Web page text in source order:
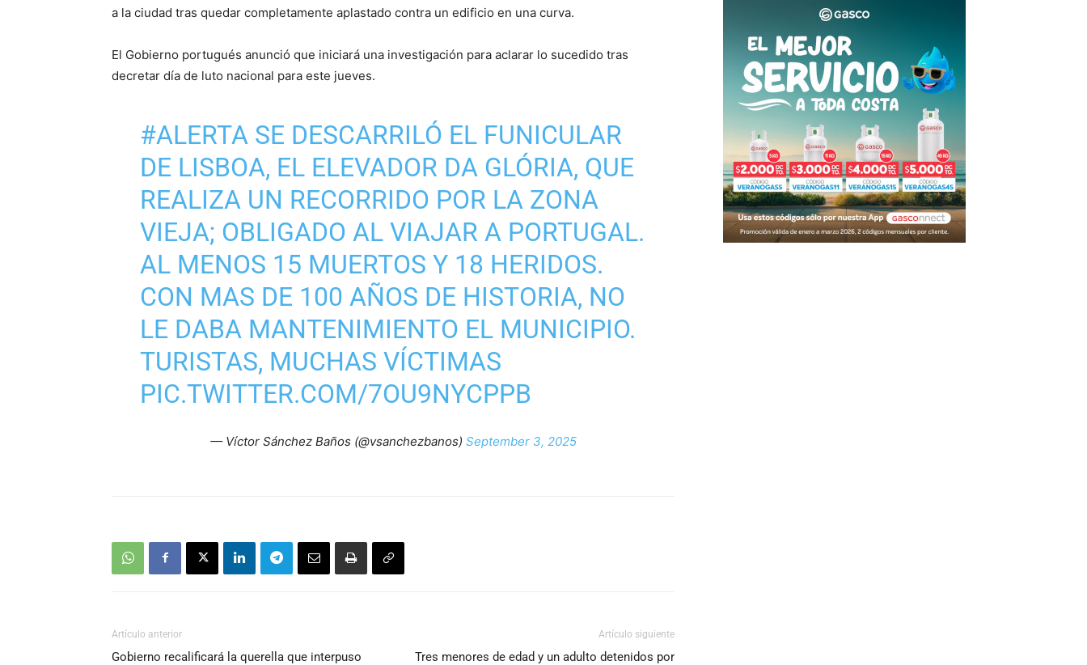
a la ciudad tras quedar completamente aplastado contra un edificio en una curva.
El Gobierno portugués anunció que iniciará una investigación para aclarar lo sucedido tras
decretar día de luto nacional para este jueves.
#ALERTASE DESCARRILÓ EL FUNICULAR
DE LISBOA, EL ELEVADOR DA GLÓRIA, QUE
REALIZA UN RECORRIDO POR LA ZONA
VIEJA; OBLIGADO AL VIAJAR A PORTUGAL.
AL MENOS 15 MUERTOS Y 18 HERIDOS.
CON MAS DE 100 AÑOS DE HISTORIA, NO
LE DABA MANTENIMIENTO EL MUNICIPIO.
TURISTAS, MUCHAS VÍCTIMAS
PIC.TWITTER.COM/7OU9NYCPPB
— Víctor Sánchez Baños (@vsanchezbanos) September 3, 2025
Artículo anterior
Gobierno recalificará la querella que interpuso
Artículo siguiente
Tres menores de edad y un adulto detenidos por